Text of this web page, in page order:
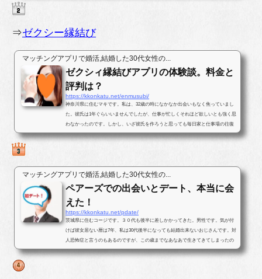
⇒ゼクシー縁結び
マッチングアプリで婚活,結婚した30代女性の...
ゼクシィ縁結びアプリの体験談。料金と
評判は？
https://kkonkatu.net/enmusubi/
神奈川県に住むマキです。私は、32歳の時になかなか出会いもなく焦っていまし
た。彼氏は1年ぐらいいませんでしたが、仕事が忙しくそれほど欲しいとも強く思
わなかったのです。しかし、いざ彼氏を作ろうと思っても毎日家と仕事場の往復
ばかりで出会いがなかったのです...
マッチングアプリで婚活,結婚した30代女性の...
ペアーズでの出会いとデート、本当に会
えた！
https://kkonkatu.net/pdate/
茨城県に住むコージです。３０代も後半に差しかかってきた。男性です。気が付
けば彼女居ない暦は7年、私は30代後半になっても結婚出来ないおじさんです。対
人恐怖症と言うのもあるのですが、この歳までなあなあで生きてきてしまったの
で、そろそろ･･･と思いパートナ...